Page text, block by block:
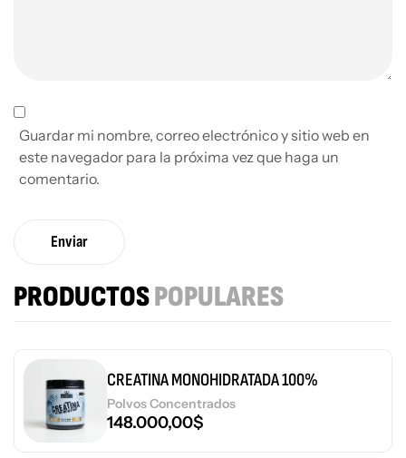
Guardar mi nombre, correo electrónico y sitio web en
este navegador para la próxima vez que haga un
comentario.
Enviar
PRODUCTOSPOPULARES
CREATINA MONOHIDRATADA 100%
Polvos Concentrados
148.000,00$